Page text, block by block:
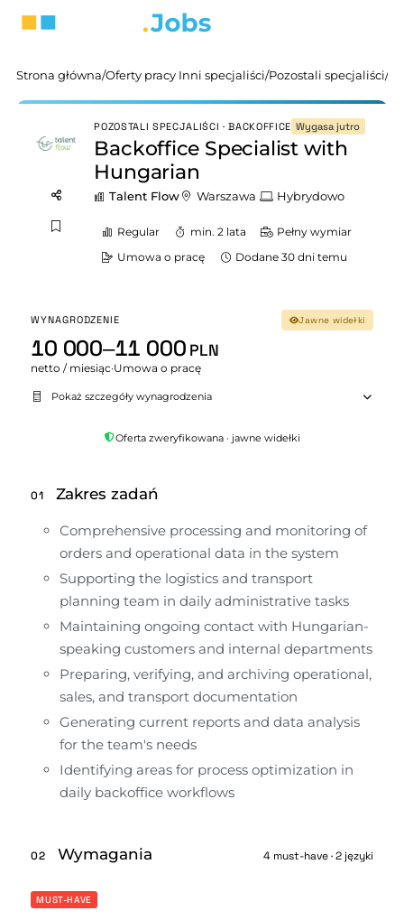
Strona główna/Oferty pracy Inni specjaliści/Pozostali specjaliści/
POZOSTALI SPECJALIŚCI · BACKOFFICE Wygasa jutro
Backoffice Specialist with
Hungarian
Talent Flow Warszawa Hybrydowo
Regular min. 2 lata
Pełny wymiar
Umowa o pracę
Dodane 30 dni temu
WYNAGRODZENIE Jawne widełki
10 000–11 000 PLN
netto / miesiąc·Umowa o pracę
Pokaż szczegóły wynagrodzenia
Oferta zweryfikowana · jawne widełki
01 Zakres zadań
Comprehensive processing and monitoring of
orders and operational data in the system
Supporting the logistics and transport
planning team in daily administrative tasks
Maintaining ongoing contact with Hungarian-
speaking customers and internal departments
Preparing, verifying, and archiving operational,
sales, and transport documentation
Generating current reports and data analysis
for the team's needs
Identifying areas for process optimization in
daily backoffice workflows
02 Wymagania 4 must-have · 2 języki
MUST-HAVE